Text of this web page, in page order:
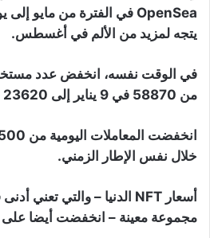
يتجه لمزيد من الألم في أغسطس.
من 58870 في 9 يناير إلى 23620 فقط في 27 أغسطس.
خلال نفس الإطار الزمني.
مجموعة معينة – انخفضت أيضا على